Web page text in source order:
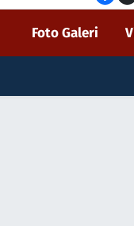
Foto Galeri